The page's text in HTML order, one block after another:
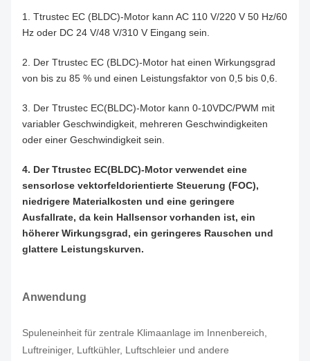
1. Ttrustec EC (BLDC)-Motor kann AC 110 V/220 V 50 Hz/60
Hz oder DC 24 V/48 V/310 V Eingang sein.
2. Der Ttrustec EC (BLDC)-Motor hat einen Wirkungsgrad
von bis zu 85 % und einen Leistungsfaktor von 0,5 bis 0,6.
3. Der Ttrustec EC(BLDC)-Motor kann 0-10VDC/PWM mit
variabler Geschwindigkeit, mehreren Geschwindigkeiten
oder einer Geschwindigkeit sein.
4. Der Ttrustec EC(BLDC)-Motor verwendet eine
sensorlose vektorfeldorientierte Steuerung (FOC),
niedrigere Materialkosten und eine geringere
Ausfallrate, da kein Hallsensor vorhanden ist, ein
höherer Wirkungsgrad, ein geringeres Rauschen und
glattere Leistungskurven.
Anwendung
Spuleneinheit für zentrale Klimaanlage im Innenbereich,
Luftreiniger, Luftkühler, Luftschleier und andere